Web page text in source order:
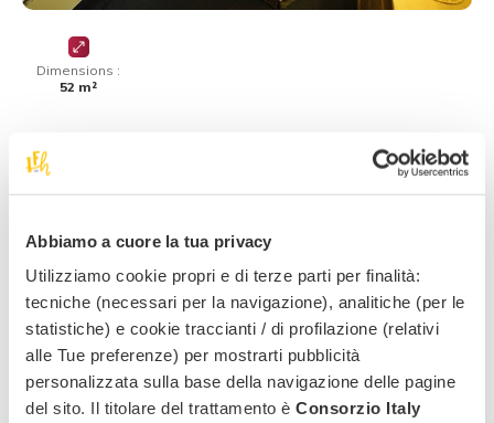
Abbiamo a cuore la tua privacy
Utilizziamo cookie propri e di terze parti per finalità:
tecniche (necessari per la navigazione), analitiche (per le
statistiche) e cookie traccianti / di profilazione (relativi
alle Tue preferenze) per mostrarti pubblicità
personalizzata sulla base della navigazione delle pagine
del sito. Il titolare del trattamento è Consorzio Italy
Dimensions :
52 m²
en famille, composée de 2 chambres, toutes deux
d’environ 26 m², avec entrées indépendantes. Conçue
jacuzzi dans l’une des deux chambres.
Chambre Simple